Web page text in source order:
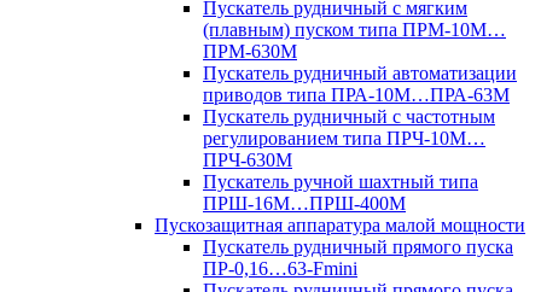
Пускатель рудничный с мягким
(плавным) пуском типа ПРМ-10М…
ПРМ-630М
Пускатель рудничный автоматизации
приводов типа ПРА-10М…ПРА-63М
Пускатель рудничный с частотным
регулированием типа ПРЧ-10М…
ПРЧ-630М
Пускатель ручной шахтный типа
ПРШ-16М…ПРШ-400М
Пускозащитная аппаратура малой мощности
Пускатель рудничный прямого пуска
ПР-0,16…63-Fmini